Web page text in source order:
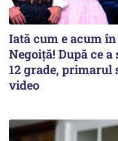
Iată cum e acum
Negoiță! După ce
12 grade,
video